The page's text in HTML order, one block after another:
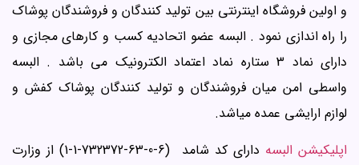
و اولین فروشگاه اینترنتی بین تولید کنندگان و فروشندگان پوشاک
را راه اندازی نمود . البسه عضو اتحادیه کسب و کارهای مجازی و
دارای نماد 3 ستاره نماد اعتماد الکترونیک می باشد . البسه
واسطی امن میان فروشندگان و تولید کنندگان پوشاک کفش و
لوازم ارایشی عمده میاشد.
اپلیکیشن البسه
دارای کد شامد (6-0-63-732372-1-1) از وزارت